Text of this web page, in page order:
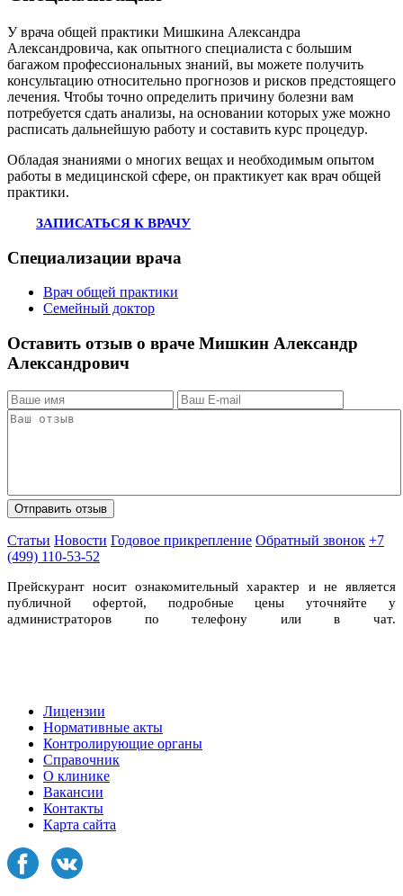
У врача общей практики Мишкина Александра
Александровича, как опытного специалиста с большим
багажом профессиональных знаний, вы можете получить
консультацию относительно прогнозов и рисков предстоящего
лечения. Чтобы точно определить причину болезни вам
потребуется сдать анализы, на основании которых уже можно
расписать дальнейшую работу и составить курс процедур.
Обладая знаниями о многих вещах и необходимым опытом
работы в медицинской сфере, он практикует как врач общей
практики.
ЗАПИСАТЬСЯ К ВРАЧУ
Специализации врача
Врач общей практики
Семейный доктор
Оставить отзыв о враче Мишкин Александр
Александрович
Статьи Новости Годовое прикрепление Обратный звонок +7
(499) 110-53-52
Прейскурант носит ознакомительный характер и не является
публичной офертой, подробные цены уточняйте у
администраторов по телефону или в чат.
Лицензии
Нормативные акты
Контролирующие органы
Справочник
О клинике
Вакансии
Контакты
Карта сайта